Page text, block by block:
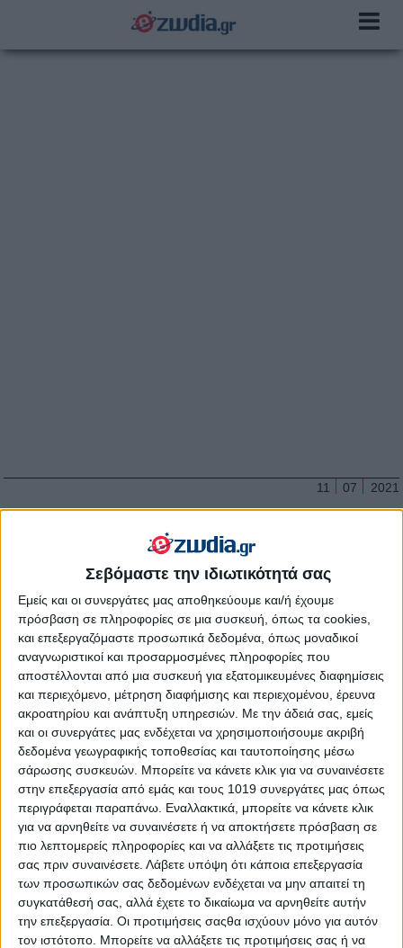
Σεβόμαστε την ιδιωτικότητά σας
Εμείς και οι συνεργάτες μας αποθηκεύουμε και/ή έχουμε
πρόσβαση σε πληροφορίες σε μια συσκευή, όπως τα cookies,
και επεξεργαζόμαστε προσωπικά δεδομένα, όπως μοναδικοί
αναγνωριστικοί και προσαρμοσμένες πληροφορίες που
αποστέλλονται από μια συσκευή για εξατομικευμένες διαφημίσεις
και περιεχόμενο, μέτρηση διαφήμισης και περιεχομένου, έρευνα
ακροατηρίου και ανάπτυξη υπηρεσιών. Με την άδειά σας, εμείς
και οι συνεργάτες μας ενδέχεται να χρησιμοποιήσουμε ακριβή
δεδομένα γεωγραφικής τοποθεσίας και ταυτοποίησης μέσω
σάρωσης συσκευών. Μπορείτε να κάνετε κλικ για να συναινέσετε
στην επεξεργασία από εμάς και τους 1019 συνεργάτες μας όπως
περιγράφεται παραπάνω. Εναλλακτικά, μπορείτε να κάνετε κλικ
για να αρνηθείτε να συναινέσετε ή να αποκτήσετε πρόσβαση σε
πιο λεπτομερείς πληροφορίες και να αλλάξετε τις προτιμήσεις
σας πριν συναινέσετε. Λάβετε υπόψη ότι κάποια επεξεργασία
των προσωπικών σας δεδομένων ενδέχεται να μην απαιτεί τη
συγκατάθεσή σας, αλλά έχετε το δικαίωμα να αρνηθείτε αυτήν
την επεξεργασία. Οι προτιμήσεις σαςθα ισχύουν μόνο για αυτόν
τον ιστότοπο. Μπορείτε να αλλάξετε τις προτιμήσεις σας ή να
11 07 2021
Τα ζώδια σήμερα 12/7/2021, από την
Σμάρω Σωτηράκη στο YouTube.
ημερήσιες αστρολογικές προβλέψεις για τα 12 ζώδια για την
σημερινή μέρα, Δευτέρα 12 Ιουλίου 2021, μέσα από το κανάλι
μας στο YouTube.